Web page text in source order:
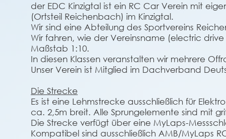
der EDC Kinzigtal ist ein RC Car Verein mit
(Ortsteil Reichenbach) im Kinzigtal.
Wir sind eine Abteilung des Sportvereins
Wir fahren, wie der Vereinsname (electric
Maßstab 1:10.
In diesen Klassen veranstalten wir mehrere
Unser Verein ist Mitglied im Dachverband
Die Strecke
Es ist eine Lehmstrecke ausschließlich für
ca. 2,5m breit. Alle Sprungelemente sind mit
Die Strecke verfügt über eine MyLaps-
Kompatibel sind ausschließlich AMB/MyLaps